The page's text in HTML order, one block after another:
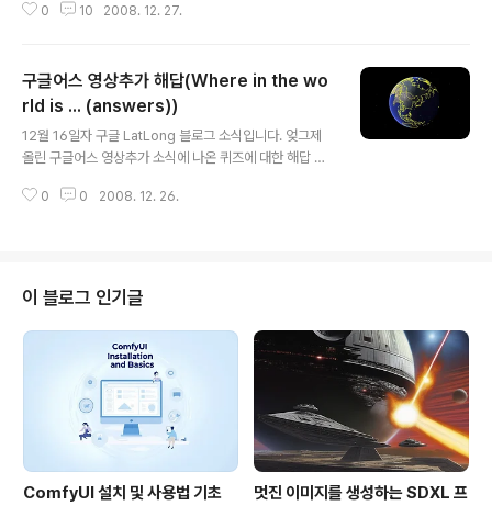
지도를 제작하였다는 내용입니다. 구글닷오알지에 대한 좀
등 환경보전, 건강증진 관련 다양한 자선사업을 수행하는
기관입니다. 이 석유 수입량 지도를 클릭하면 다음과 같은
지도가 뜹니다. 그냥 화살표로 표시해둔 단추를 누르면, 지
도 아래에 빨간 동그라미늘 쳐 둔, 기준월 막대가 움직이면
서, 오일쇼크 직후인 1973년부터 현재까지의 미국의 석유
수입량의 변화를 보실 수 있습니다. 주로 중동에서 많이 수
0 10 2008. 12. 27.
구글어스 영상추가 해답(Where in the wo
rld is ... (answers))
12월 16일자 구글 LatLong 블로그 소식입니다. 엊그제
올린 구글어스 영상추가 소식에 나온 퀴즈에 대한 해답 및
지 않았으니, 답도 별 관심은 없지만, 고해상도 위성영상 추
없습니다. 중국은 충칭(中京?)지역이 고해상도로 업데이
트 되었고, 고해상도 영상이 없는 지역중 일부는 2.5미터
급 SPOT 영상이 추가되었다고 나오는데 말입니다. 이제
까지 전례로 봤을 때, 갱신리스트에는 들어 있지 않아도 우
리나라 지역도 일부.... 슬그머니 업데이트 되는 경우가 가
끔 있습니다. 원하신다..
0 0 2008. 12. 26.
이 블로그 인기글
ComfyUI 설치 및 사용법 기초
멋진 이미지를 생성하는 SDXL 프